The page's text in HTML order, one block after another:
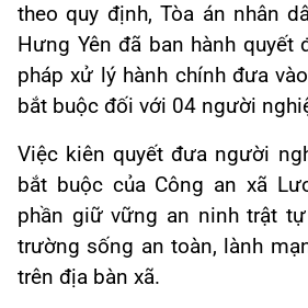
theo quy định, Tòa án nhân
Hưng Yên đã ban hành quyết
pháp xử lý hành chính đưa
bắt buộc đối với 04 người
Việc kiên quyết đưa người
bắt buộc của Công an xã
phần giữ vững an ninh trật
trường sống an toàn, lành
trên địa bàn xã.